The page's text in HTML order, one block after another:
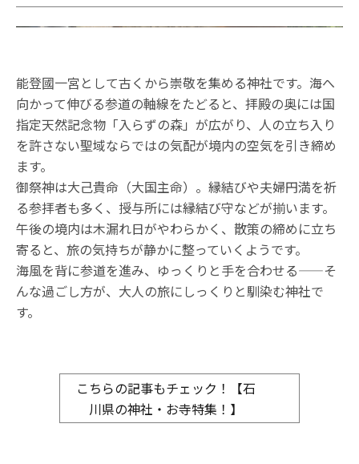
能登國一宮として古くから崇敬を集める神社です。海へ
向かって伸びる参道の軸線をたどると、拝殿の奥には国
指定天然記念物「入らずの森」が広がり、人の立ち入り
を許さない聖域ならではの気配が境内の空気を引き締め
ます。
御祭神は大己貴命（大国主命）。縁結びや夫婦円満を祈
る参拝者も多く、授与所には縁結び守などが揃います。
午後の境内は木漏れ日がやわらかく、散策の締めに立ち
寄ると、旅の気持ちが静かに整っていくようです。
海風を背に参道を進み、ゆっくりと手を合わせる——そ
んな過ごし方が、大人の旅にしっくりと馴染む神社で
す。
こちらの記事もチェック！【石
川県の神社・お寺特集！】